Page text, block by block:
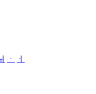
ㆍ
ㆎ